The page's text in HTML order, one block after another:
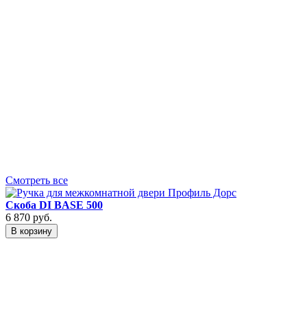
Смотреть все
Скоба DI BASE 500
6 870 руб.
В корзину